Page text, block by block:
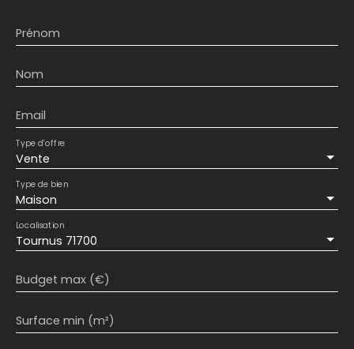
Prénom
Nom
Email
Vente
Type d'offre
Maison
Type de bien
Tournus 71700
Localisation
Budget max (€)
Surface min (m²)